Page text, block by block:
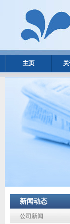
主页
新闻动态
公司新闻